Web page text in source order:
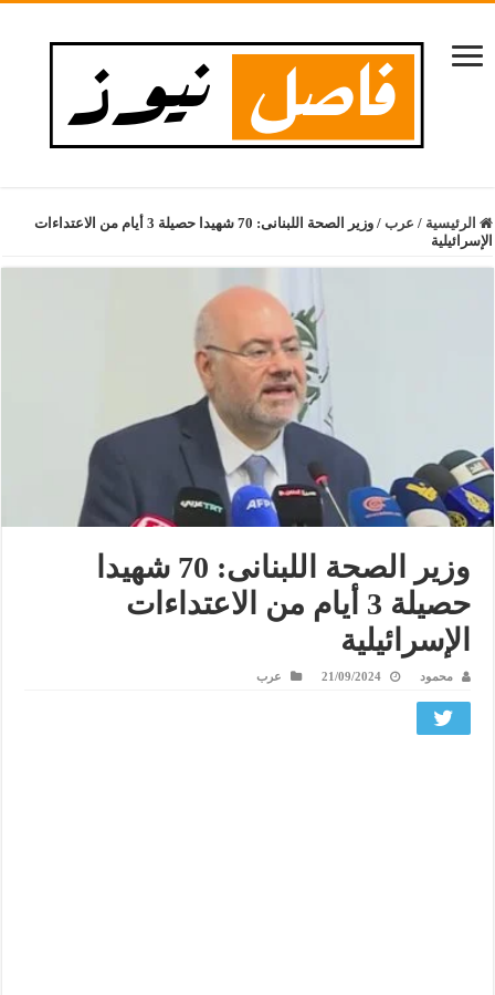
الرئيسية / عرب /
وزير الصحة اللبنانى: 70 شهيدا حصيلة 3 أيام من الاعتداءات
الإسرائيلية
وزير الصحة اللبنانى: 70 شهيدا
حصيلة 3 أيام من الاعتداءات
الإسرائيلية
محمود 21/09/2024 عرب